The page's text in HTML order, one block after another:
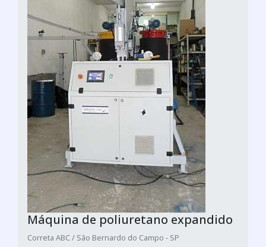
Máquina de poliuretano expandido
Correta ABC / São Bernardo do Campo - SP